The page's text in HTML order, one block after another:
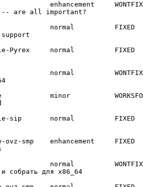
-- are all important?
собрать для x86_64